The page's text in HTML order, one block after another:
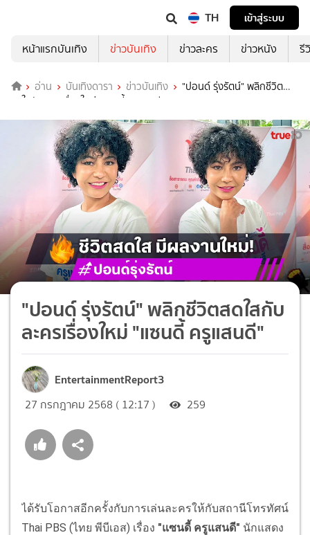
TH
เข้าสู่ระบบ
หน้าแรกบันเทิง
ข่าวบันเทิง ข่าวละคร ข่าวหนัง รี
อ่าน บันเทิงดารา ข่าวบันเทิง
"ปอนด์ รุ่งรัตน์" พลิกชีวิต
สดใสกับละครเรื่องใหม่ "แซนดี้ ครูแสนดี"
"ปอนด์ รุ่งรัตน์" พลิกชีวิตสดใสกับ
ละครเรื่องใหม่ "แซนดี้ ครูแสนดี"
EntertainmentReport3
27 กรกฎาคม 2568 ( 12:17 ) 259
ได้รับโอกาสอีกครั้งกับการเล่นละครให้กับสถานีโทรทัศน์
Thai PBS (ไทย พีบีเอส) เรื่อง "แซนดี้ ครูแสนดี" นักแสดง